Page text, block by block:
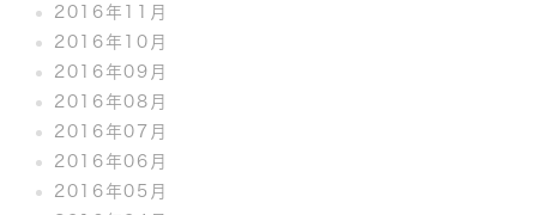
2016年11月
2016年10月
2016年09月
2016年08月
2016年07月
2016年06月
2016年05月